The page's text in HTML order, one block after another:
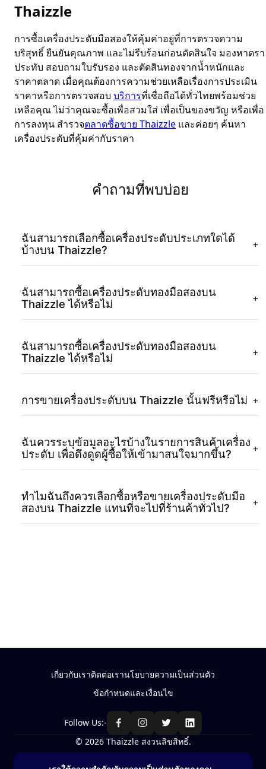
Thaizzle
การซื้อเครื่องประดับมือสองให้คุ้มค่าอยู่ที่การตรวจความ
บริสุทธิ์ ยืนยันคุณภาพ และไม่รีบร้อนก่อนตัดสินใจ มองหาตรา
ประทับ สอบถามใบรับรอง และตัดสินทองจากน้ำหนักและ
ราคาตลาด เมื่อคุณต้องการความช่วยเหลือเรื่องการประเมิน
ราคาหรือการตรวจสอบ บริการที่เชื่อถือได้ทั่วไทยพร้อมช่วย
เหลือคุณ ไม่ว่าคุณจะซื้อเพื่อสวมใส่ เพื่อเป็นของขวัญ หรือเพื่อ
การลงทุน สำรวจตลาดซื้อขาย Thaizzle และค่อยๆ ค้นหา
เครื่องประดับที่คุ้มค่ากับราคา
คำถามที่พบบ่อย
ฉันสามารถเลือกซื้อเครื่องประดับประเภทใดได้
บ้างบน Thaizzle?
+
ฉันสามารถซื้อเครื่องประดับทองมือสองบน
Thaizzle ได้หรือไม่
+
ฉันสามารถซื้อเครื่องประดับทองมือสองบน
Thaizzle ได้หรือไม่
+
การขายเครื่องประดับบน Thaizzle นั้นฟรีหรือไม่ +
ฉันควรระบุข้อมูลอะไรบ้างในรายการสินค้าเครื่อง
ประดับ เพื่อดึงดูดผู้ซื้อให้เข้ามาสนใจมากขึ้น?
+
ทำไมฉันถึงควรเลือกซื้อหรือขายเครื่องประดับมือ
สองบน Thaizzle แทนที่จะไปที่ร้านค้าทั่วไป?
+
เกี่ยวกับเราติดต่อเรานโยบายความเป็นส่วนตัว
ข้อกำหนดและเงื่อนไข
Follow Us:-
© 2026 Thaizzle สงวนลิขสิทธิ์.